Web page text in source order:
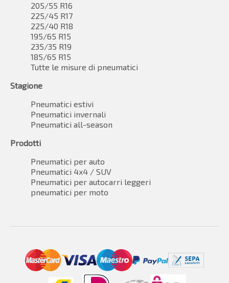
205/55 R16
225/45 R17
225/40 R18
195/65 R15
235/35 R19
185/65 R15
Tutte le misure di pneumatici
Stagione
Pneumatici estivi
Pneumatici invernali
Pneumatici all-season
Prodotti
Pneumatici per auto
Pneumatici 4x4 / SUV
Pneumatici per autocarri leggeri
pneumatici per moto